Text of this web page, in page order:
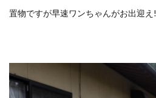
置物ですが早速ワンちゃんがお出迎え!